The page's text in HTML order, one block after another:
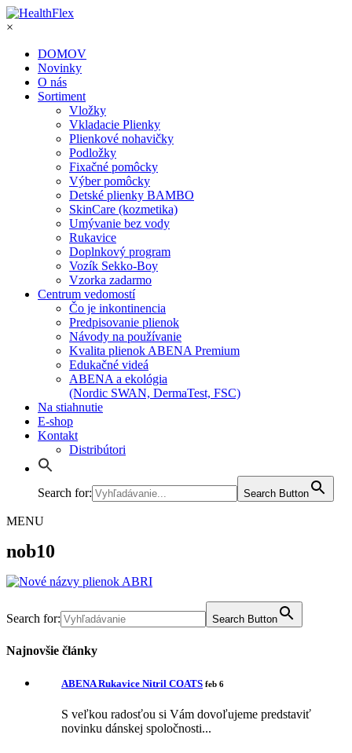
×
DOMOV
Novinky
O nás
Sortiment
Vložky
Vkladacie Plienky
Plienkové nohavičky
Podložky
Fixačné pomôcky
Výber pomôcky
Detské plienky BAMBO
SkinCare (kozmetika)
Umývanie bez vody
Rukavice
Doplnkový program
Vozík Sekko-Boy
Vzorka zadarmo
Centrum vedomostí
Čo je inkontinencia
Predpisovanie plienok
Návody na používanie
Kvalita plienok ABENA Premium
Edukačné videá
ABENA a ekológia
(Nordic SWAN, DermaTest, FSC)
Na stiahnutie
E-shop
Kontakt
Distribútori
Search for: Search Button
MENU
nob10
Search for: Search Button
Najnovšie články
ABENA Rukavice Nitril COATS feb 6
S veľkou radosťou si Vám dovoľujeme predstaviť
novinku dánskej spoločnosti...